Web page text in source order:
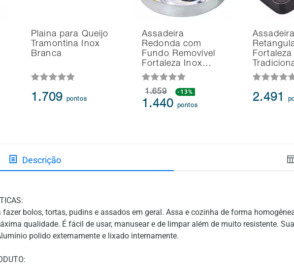
Plaina para Queijo
Tramontina Inox
Branca
1.709 pontos
Assadeira
Redonda com
Fundo Removível
Fortaleza Inox…
1.659 -13%
1.440 pontos
Fortaleza
2.491
Descrição
fazer bolos, tortas, pudins e assados em geral. Assa e cozinha de forma
qualidade. É fácil de usar, manusear e de limpar além de muito resistente.
polido externamente e lixado internamente.